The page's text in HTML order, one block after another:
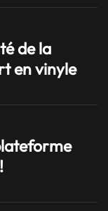
de la
en vinyle